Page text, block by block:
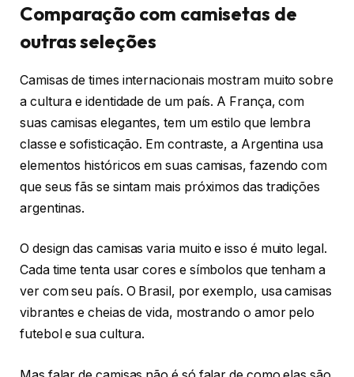
Comparação com camisetas de
outras seleções
Camisas de times internacionais mostram muito sobre
a cultura e identidade de um país. A França, com
suas camisas elegantes, tem um estilo que lembra
classe e sofisticação. Em contraste, a Argentina usa
elementos históricos em suas camisas, fazendo com
que seus fãs se sintam mais próximos das tradições
argentinas.
O design das camisas varia muito e isso é muito legal.
Cada time tenta usar cores e símbolos que tenham a
ver com seu país. O Brasil, por exemplo, usa camisas
vibrantes e cheias de vida, mostrando o amor pelo
futebol e sua cultura.